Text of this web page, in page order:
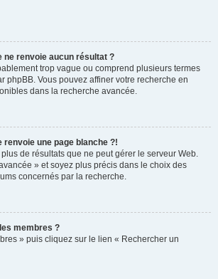
ne renvoie aucun résultat ?
trop vague ou comprend plusieurs termes
phpBB. Vous pouvez affiner votre recherche en
dans la recherche avancée.
renvoie une page blanche ?!
de résultats que ne peut gérer le serveur Web.
» et soyez plus précis dans le choix des
concernés par la recherche.
membres ?
» puis cliquez sur le lien « Rechercher un